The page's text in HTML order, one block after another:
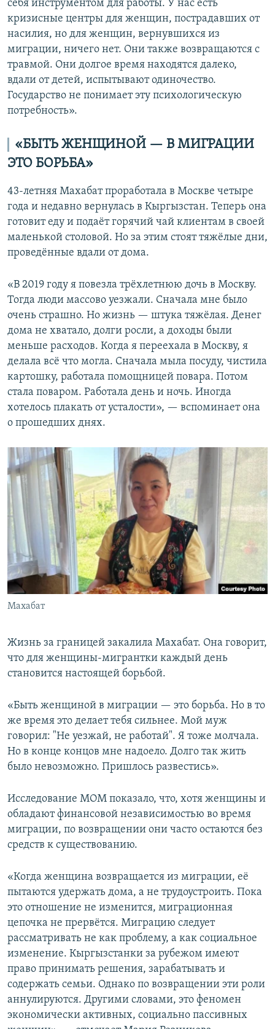
себя инструментом для работы. У нас есть
кризисные центры для женщин, пострадавших от
насилия, но для женщин, вернувшихся из
миграции, ничего нет. Они также возвращаются с
травмой. Они долгое время находятся далеко,
вдали от детей, испытывают одиночество.
Государство не понимает эту психологическую
потребность».
«БЫТЬ ЖЕНЩИНОЙ — В МИГРАЦИИ
ЭТО БОРЬБА»
43-летняя Махабат проработала в Москве четыре
года и недавно вернулась в Кыргызстан. Теперь она
готовит еду и подаёт горячий чай клиентам в своей
маленькой столовой. Но за этим стоят тяжёлые дни,
проведённые вдали от дома.
«В 2019 году я повезла трёхлетнюю дочь в Москву.
Тогда люди массово уезжали. Сначала мне было
очень страшно. Но жизнь — штука тяжёлая. Денег
дома не хватало, долги росли, а доходы были
меньше расходов. Когда я переехала в Москву, я
делала всё что могла. Сначала мыла посуду, чистила
картошку, работала помощницей повара. Потом
стала поваром. Работала день и ночь. Иногда
хотелось плакать от усталости», — вспоминает она
о прошедших днях.
Махабат
Жизнь за границей закалила Махабат. Она говорит,
что для женщины-мигрантки каждый день
становится настоящей борьбой.
«Быть женщиной в миграции — это борьба. Но в то
же время это делает тебя сильнее. Мой муж
говорил: "Не уезжай, не работай". Я тоже молчала.
Но в конце концов мне надоело. Долго так жить
было невозможно. Пришлось развестись».
Исследование МОМ показало, что, хотя женщины и
обладают финансовой независимостью во время
миграции, по возвращении они часто остаются без
средств к существованию.
«Когда женщина возвращается из миграции, её
пытаются удержать дома, а не трудоустроить. Пока
это отношение не изменится, миграционная
цепочка не прервётся. Миграцию следует
рассматривать не как проблему, а как социальное
изменение. Кыргызстанки за рубежом имеют
право принимать решения, зарабатывать и
содержать семьи. Однако по возвращении эти роли
аннулируются. Другими словами, это феномен
экономически активных, социально пассивных